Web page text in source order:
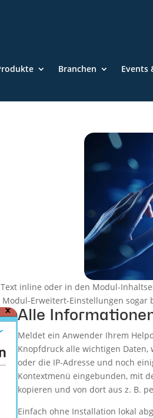
Branchen
Events
inline oder in den Modul-
Erweitert-Einstellungen sogar
Alle
Meldet ein Anwender Ihrem
Knopfdruck alle wichtigen Daten,
oder die IP-Adresse und noch
Kontextmenü eingebunden, mit
kopieren und von dort aus z. B.
Einfach ohne Installation lokal